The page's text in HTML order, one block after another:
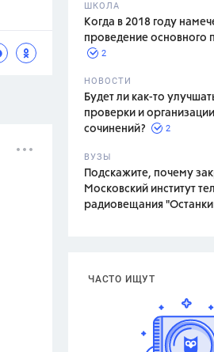
ШКОЛА
Когда в 2018 году
проведение основного
2
НОВОСТИ
Будет ли как-то
проверки и
сочинений?
2
ВУЗЫ
Подскажите, почему
Московский институт
радиовещания
ЧАСТО ИЩУТ